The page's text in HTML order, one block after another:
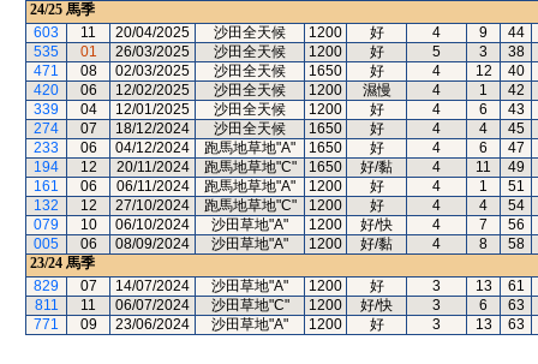
24/25 馬季
603
11 20/04/2025 沙田全天候 1200 好 4 9
44
535
01 26/03/2025 沙田全天候 1200 好 5 3
38
471
08 02/03/2025 沙田全天候 1650 好 4 12
40
420
06 12/02/2025 沙田全天候 1200 濕慢 4 1
42
339
04 12/01/2025 沙田全天候 1200 好 4 6
43
274
07 18/12/2024 沙田全天候 1650 好 4 4
45
233
06 04/12/2024 跑馬地草地"A" 1650 好 4 6
47
194
12 20/11/2024 跑馬地草地"C" 1650 好/黏 4 11
49
161
06 06/11/2024 跑馬地草地"A" 1200 好 4 1
51
132
12 27/10/2024 跑馬地草地"C" 1200 好 4 4
54
079
10 06/10/2024 沙田草地"A" 1200 好/快 4 7
56
005
06 08/09/2024 沙田草地"A" 1200 好/黏 4 8
58
23/24 馬季
829
07 14/07/2024 沙田草地"A" 1200 好 3 13
61
811
11 06/07/2024 沙田草地"C" 1200 好/快 3 6
63
771
09 23/06/2024 沙田草地"A" 1200 好 3 13 63